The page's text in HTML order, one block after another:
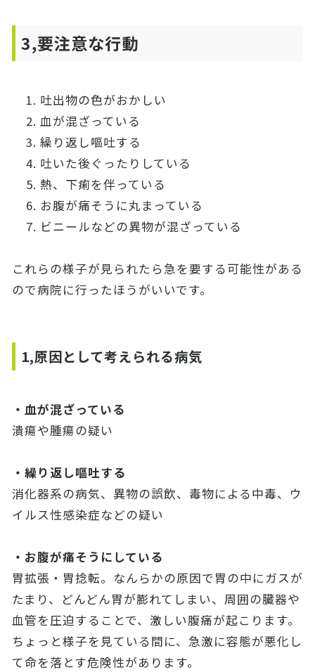
3,要注意な行動
吐出物の色がおかしい
血が混ざっている
繰り返し嘔吐する
吐いた後ぐったりしている
熱、下痢を伴っている
お腹が痛そうに丸まっている
ビニールなどの異物が混ざっている
これらの様子が見られたら急を要する可能性がある
ので病院に行ったほうがいいです。
1,原因として考えられる病気
・血が混ざっている
潰瘍や腫瘍の疑い
・繰り返し嘔吐する
消化器系の病気、異物の誤飲、毒物による中毒、ウ
イルス性感染症などの疑い
・お腹が痛そうにしている
胃拡張・胃捻転。なんらかの原因で胃の中にガスが
たまり、どんどん胃が膨れてしまい、周囲の臓器や
血管を圧迫することで、激しい腹痛が起こります。
ちょっと様子を見ている間に、急激に容態が悪化し
て命を落とす危険性があります。